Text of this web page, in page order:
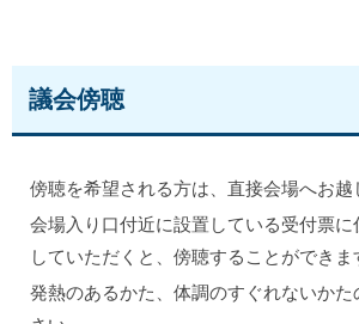
議会傍聴
傍聴を希望される方は、直接会場へお越
会場入り口付近に設置している受付票に
していただくと、傍聴することができま
発熱のあるかた、体調のすぐれないか